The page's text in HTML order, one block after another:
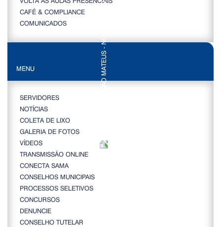
CAFÉ & COMPLIANCE
COMUNICADOS
MENU
SERVIDORES
NOTÍCIAS
COLETA DE LIXO
GALERIA DE FOTOS
VÍDEOS
TRANSMISSÃO ONLINE
CONECTA SAMA
CONSELHOS MUNICIPAIS
PROCESSOS SELETIVOS
CONCURSOS
DENUNCIE
CONSELHO TUTELAR